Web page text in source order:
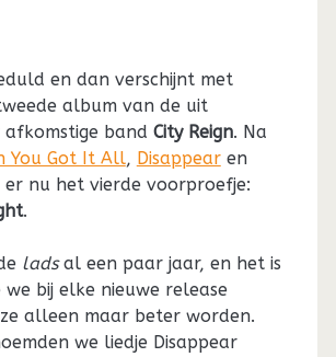
en dan verschijnt met
album van de uit
afkomstige band City Reign. Na
You Got It All, Disappearen
nu het vierde voorproefje:
.
ladsal een paar jaar, en het is
we bij elke nieuwe release
alleen maar beter worden.
we liedje Disappear